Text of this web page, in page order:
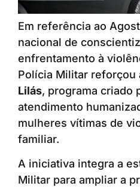
Em referência ao
nacional de
enfrentamento à
Polícia Militar reforçou
Lilás, programa criado
atendimento
mulheres vítimas de
familiar.
A iniciativa integra a
Militar para ampliar a